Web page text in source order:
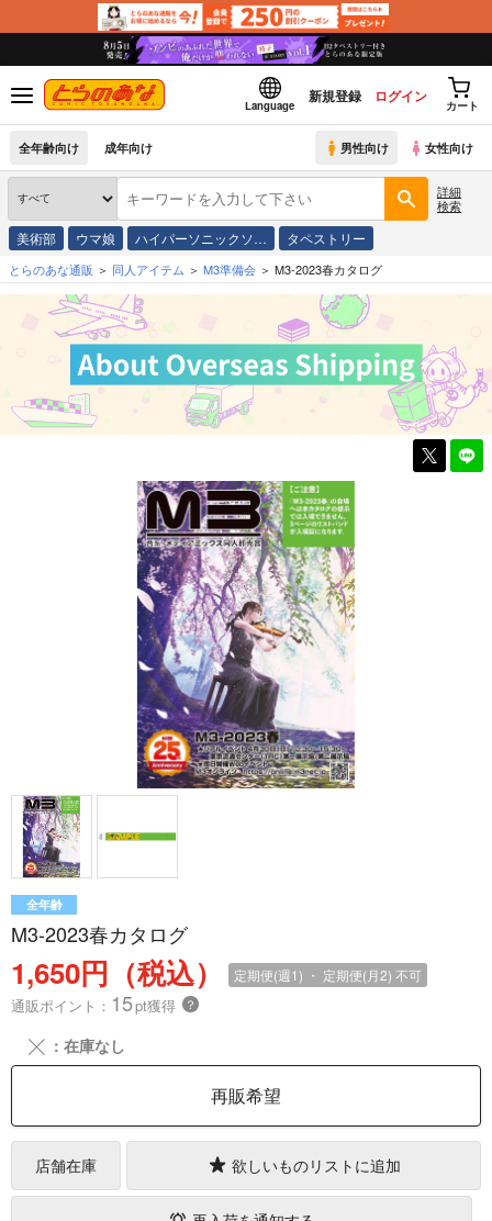
Language
新規登録 ログイン
カート
全年齢向け 成年向け 男性向け 女性向け
詳細
検索
美術部 ウマ娘 ハイパーソニックソ… タペストリー
とらのあな通販 同人アイテム M3準備会 M3-2023春カタログ
全年齢
M3-2023春カタログ
1,650円（税込） 定期便(週1) ・ 定期便(月2) 不可
通販ポイント： 15pt獲得 ？
╳ ：在庫なし
再販希望
店舗在庫 欲しいものリストに追加